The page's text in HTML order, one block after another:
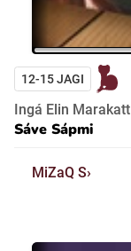
12-15 JAGI
Ingá Elin Marakatt
Sáve Sápmi
MiZaQ S